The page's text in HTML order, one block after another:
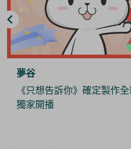
夢谷
《只想告訴你》確定製作
獨家開播